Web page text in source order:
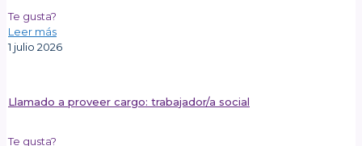
Te gusta?
Leer más
1 julio 2026
Llamado a proveer cargo: trabajador/a social
Te gusta?